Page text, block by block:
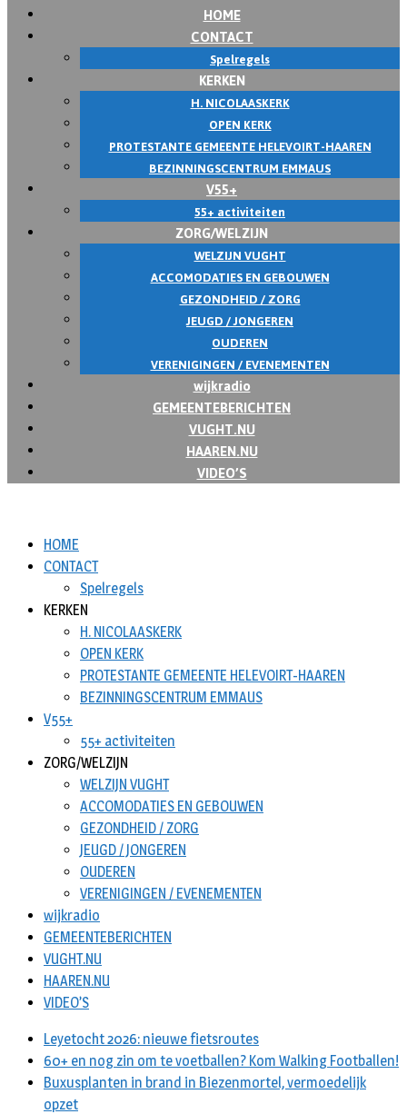
HOME
CONTACT
Spelregels
KERKEN
H. NICOLAASKERK
OPEN KERK
PROTESTANTE GEMEENTE HELEVOIRT-HAAREN
BEZINNINGSCENTRUM EMMAUS
V55+
55+ activiteiten
ZORG/WELZIJN
WELZIJN VUGHT
ACCOMODATIES EN GEBOUWEN
GEZONDHEID / ZORG
JEUGD / JONGEREN
OUDEREN
VERENIGINGEN / EVENEMENTEN
wijkradio
GEMEENTEBERICHTEN
VUGHT.NU
HAAREN.NU
VIDEO’S
HOME
CONTACT
Spelregels
KERKEN
H. NICOLAASKERK
OPEN KERK
PROTESTANTE GEMEENTE HELEVOIRT-HAAREN
BEZINNINGSCENTRUM EMMAUS
V55+
55+ activiteiten
ZORG/WELZIJN
WELZIJN VUGHT
ACCOMODATIES EN GEBOUWEN
GEZONDHEID / ZORG
JEUGD / JONGEREN
OUDEREN
VERENIGINGEN / EVENEMENTEN
wijkradio
GEMEENTEBERICHTEN
VUGHT.NU
HAAREN.NU
VIDEO’S
Leyetocht 2026: nieuwe fietsroutes
60+ en nog zin om te voetballen? Kom Walking Footballen!
Buxusplanten in brand in Biezenmortel, vermoedelijk
opzet